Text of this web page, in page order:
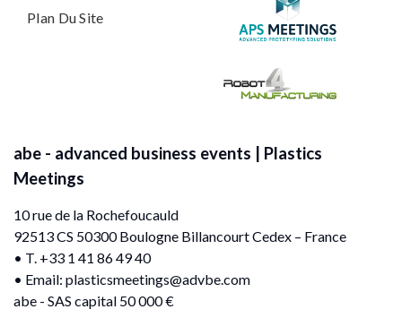
Plan Du Site
abe - advanced business events | Plastics
Meetings
10 rue de la Rochefoucauld
92513 CS 50300 Boulogne Billancourt Cedex – France
• T. +33 1 41 86 49 40
• Email: plasticsmeetings@advbe.com
abe - SAS capital 50 000 €